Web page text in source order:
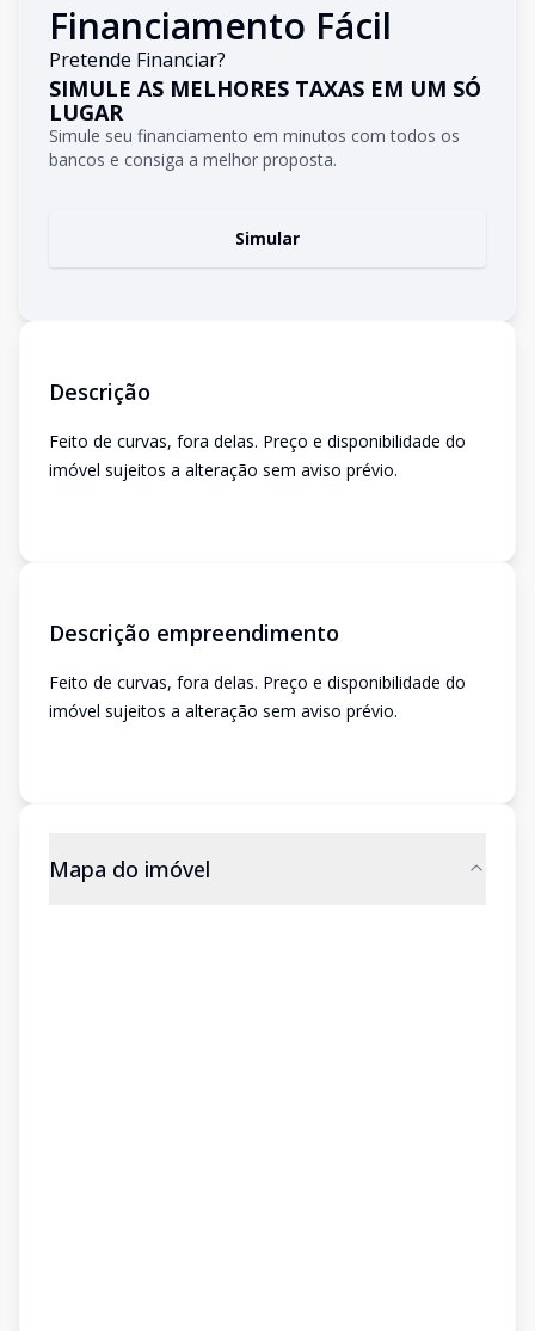
Financiamento Fácil
Pretende Financiar?
SIMULE AS MELHORES TAXAS EM UM SÓ
LUGAR
Simule seu financiamento em minutos com todos os
bancos e consiga a melhor proposta.
Simular
Descrição
Feito de curvas, fora delas. Preço e disponibilidade do
imóvel sujeitos a alteração sem aviso prévio.
Descrição empreendimento
Feito de curvas, fora delas. Preço e disponibilidade do
imóvel sujeitos a alteração sem aviso prévio.
Mapa do imóvel